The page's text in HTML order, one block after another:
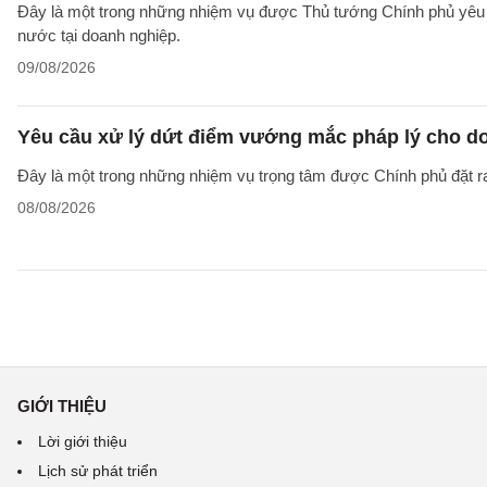
Đây là một trong những nhiệm vụ được Thủ tướng Chính phủ
nước tại doanh nghiệp.
09/08/2026
Yêu cầu xử lý dứt điểm vướng mắc pháp lý cho
Đây là một trong những nhiệm vụ trọng tâm được Chính phủ đặt
08/08/2026
GIỚI THIỆU
Lời giới thiệu
Lịch sử phát triển